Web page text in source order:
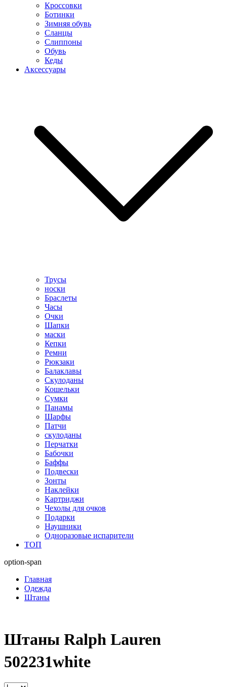
Кроссовки
Ботинки
Зимняя обувь
Сланцы
Слиппоны
Обувь
Кеды
Аксессуары
Трусы
носки
Браслеты
Часы
Очки
Шапки
маски
Кепки
Ремни
Рюкзаки
Балаклавы
Скулоданы
Кошельки
Сумки
Панамы
Шарфы
Патчи
скулоданы
Перчатки
Бабочки
Баффы
Подвески
Зонты
Наклейки
Картриджи
Чехолы для очков
Подарки
Наушники
Одноразовые испарители
ТОП
option-span
Главная
Одежда
Штаны
Штаны Ralph Lauren
502231white